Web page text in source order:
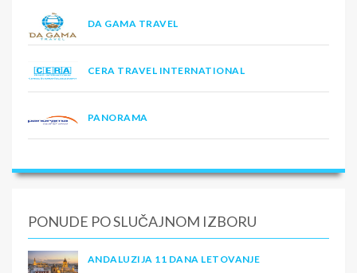
DA GAMA TRAVEL
CERA TRAVEL INTERNATIONAL
PANORAMA
PONUDE PO SLUČAJNOM IZBORU
ANDALUZIJA 11 DANA LETOVANJE